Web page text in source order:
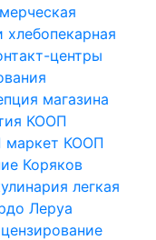
хлебопекарная
центры
магазина
КООП
КООП
Коряков
легкая
Леруа